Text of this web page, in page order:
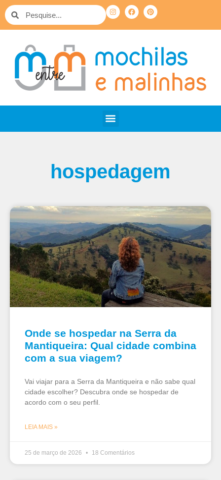
hospedagem
Onde se hospedar na Serra da
Mantiqueira: Qual cidade combina
com a sua viagem?
Vai viajar para a Serra da Mantiqueira e não sabe qual
cidade escolher? Descubra onde se hospedar de
acordo com o seu perfil.
LEIA MAIS »
25 de março de 2026 18 Comentários